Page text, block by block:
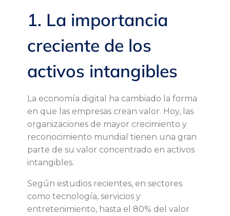
a
c
v
o
s
1. La importancia
creciente de los
activos intangibles
La economía digital ha cambiado la forma
en que las empresas crean valor. Hoy, las
organizaciones de mayor crecimiento y
reconocimiento mundial tienen una gran
parte de su valor concentrado en activos
intangibles.
Según estudios recientes, en sectores
como tecnología, servicios y
entretenimiento, hasta el 80% del valor